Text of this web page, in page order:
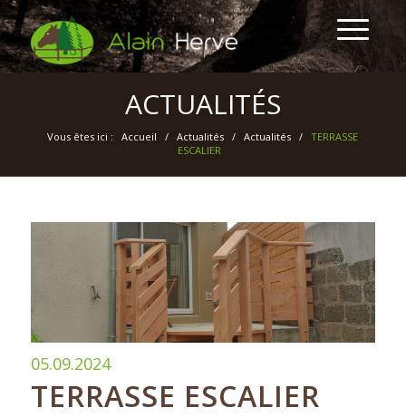
ACTUALITÉS
Vous êtes ici : Accueil / Actualités / Actualités /
TERRASSE
ESCALIER
05.09.2024
TERRASSE ESCALIER